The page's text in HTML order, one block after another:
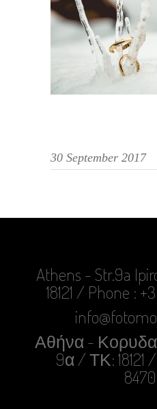
30 September 2017
Athens - Str.9a
18121 / Phone :
Αθήνα -
9α / ΤΚ: 18121